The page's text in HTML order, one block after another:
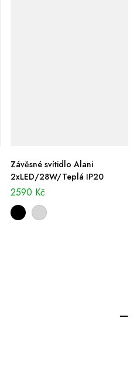
Závěsné svítidlo Alani
2xLED/28W/Teplá IP20
2590 Kč